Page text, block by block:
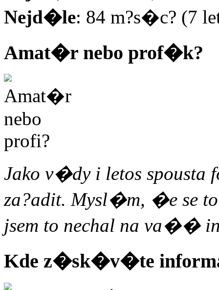
Nejd�le: 84 m?s�c? (7
Amat�r nebo prof�k?
Jako v�dy i letos spousta
za?adit. Mysl�m, �e se
jsem to nechal na va��
Kde z�sk�v�te